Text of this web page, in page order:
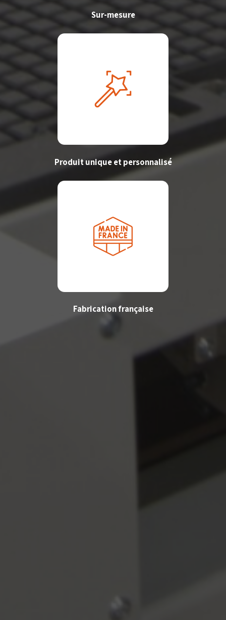
Sur-mesure
Produit unique et personnalisé
Fabrication française